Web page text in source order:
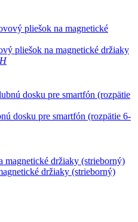
pliešok na magnetické držiaky
dosku pre smartfón (rozpätie 6-
držiaky (strieborný)